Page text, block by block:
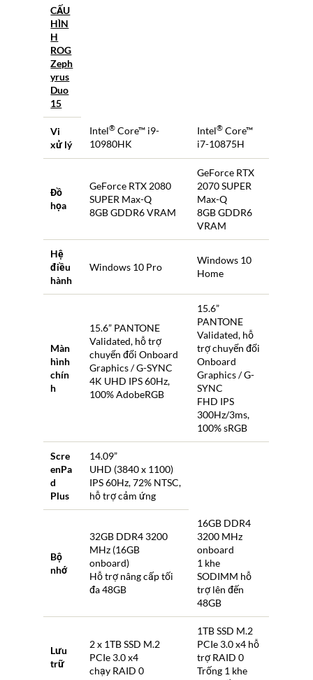
CẤU
HÌN
H
ROG
Zeph
yrus
Duo
15
Vi
xử lý
Intel® Core™ i9-
10980HK
Intel® Core™
i7-10875H
Đồ
họa
GeForce RTX 2080
SUPER Max-Q
8GB GDDR6 VRAM
GeForce RTX
2070 SUPER
Max-Q
8GB GDDR6
VRAM
Hệ
điều
hành
Windows 10 Pro
Windows 10
Home
Màn
hình
chín
h
15.6” PANTONE
Validated, hỗ trợ
chuyển đổi Onboard
Graphics / G-SYNC
4K UHD IPS 60Hz,
100% AdobeRGB
15.6”
PANTONE
Validated, hỗ
trợ chuyển đổi
Onboard
Graphics / G-
SYNC
FHD IPS
300Hz/3ms,
100% sRGB
Scre
enPa
d
Plus
14.09”
UHD (3840 x 1100)
IPS 60Hz, 72% NTSC,
hỗ trợ cảm ứng
Bộ
nhớ
32GB DDR4 3200
MHz (16GB
onboard)
Hỗ trợ nâng cấp tối
đa 48GB
16GB DDR4
3200 MHz
onboard
1 khe
SODIMM hỗ
trợ lên đến
48GB
Lưu
trữ
2 x 1TB SSD M.2
PCIe 3.0 x4
chạy RAID 0
1TB SSD M.2
PCIe 3.0 x4 hỗ
trợ RAID 0
Trống 1 khe